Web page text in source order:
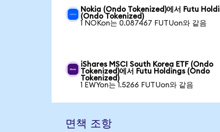
Nokia (Ondo Tokenized)에서 Futu
(Ondo Tokenized)
1 NOKon는 0.087467 FUTUon와 같음
iShares MSCI South Korea ETF (Ondo
Tokenized)에서 Futu Holdings (Ondo
Tokenized)
1 EWYon는 1.5266 FUTUon와 같음
면책 조항